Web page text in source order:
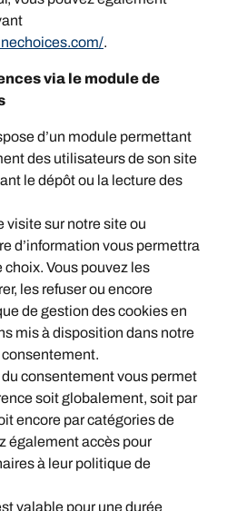
.
via le module de
d’un module permettant
des utilisateurs de son site
le dépôt ou la lecture des
visite sur notre site ou
d’information vous permettra
Vous pouvez les
les refuser ou encore
de gestion des cookies en
mis à disposition dans notre
consentement vous permet
soit globalement, soit par
encore par catégories de
également accès pour
à leur politique de
valable pour une durée